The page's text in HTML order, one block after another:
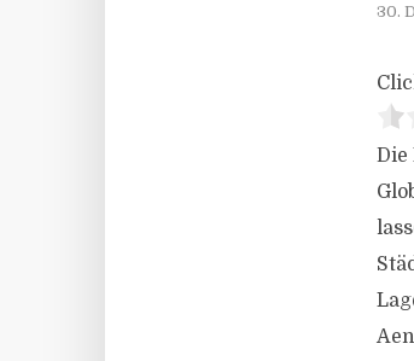
30.
Die